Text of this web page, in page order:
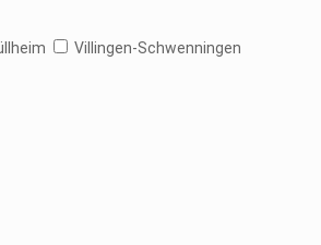
Villingen-Schwenningen